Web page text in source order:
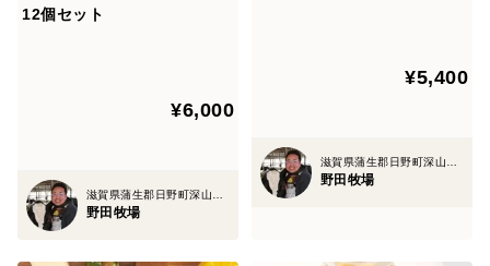
12個セット
¥6,000
滋賀県蒲生郡日野町深山口714
野田牧場
¥5,400
滋賀県蒲生郡日野町深山口714
野田牧場